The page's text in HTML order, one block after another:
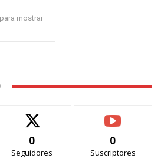
mostrar
0
Seguidores
0
Suscriptores